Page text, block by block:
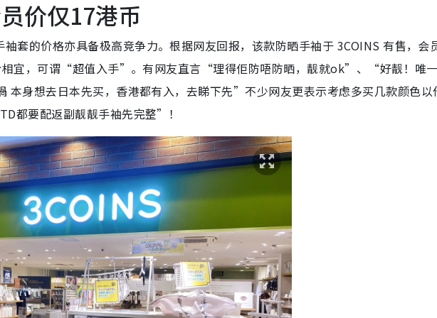
价仅17港币
套的价格亦具备极高竞争力。根据网友回报，该款防晒手袖于 3COINS 有售，会
相宜，可谓“超值入手”。有网友直言“理得佢防唔防晒，靓就ok”、“好靓！唯
身想去日本先买，香港都有入，去睇下先”不少网友更表示考虑多买几款颜色以
都要配返副靓靓手袖先完整”！